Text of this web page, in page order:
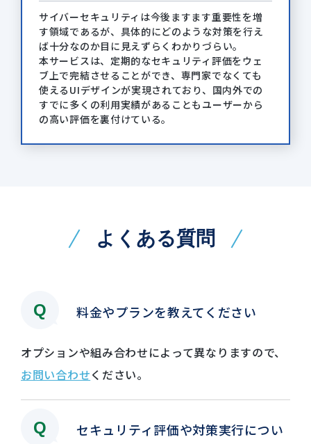
サイバーセキュリティは今後ますます重要性を増
す領域であるが、具体的にどのような対策を行え
ば十分なのか目に見えずらくわかりづらい。
本サービスは、定期的なセキュリティ評価をウェ
ブ上で完結させることができ、専門家でなくても
使えるUIデザインが実現されており、国内外での
すでに多くの利用実績があることもユーザーから
の高い評価を裏付けている。
よくある質問
料金やプランを教えてください
オプションや組み合わせによって異なりますので、
お問い合わせください。
セキュリティ評価や対策実行につい